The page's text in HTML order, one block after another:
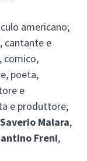
americano;
cantante e
, comico,
poeta,
e
e produttore;
Saverio Malara,
Freni,